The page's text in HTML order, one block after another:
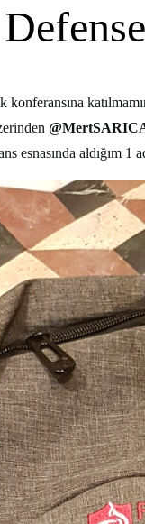
konferansına
esnasında aldığım 1